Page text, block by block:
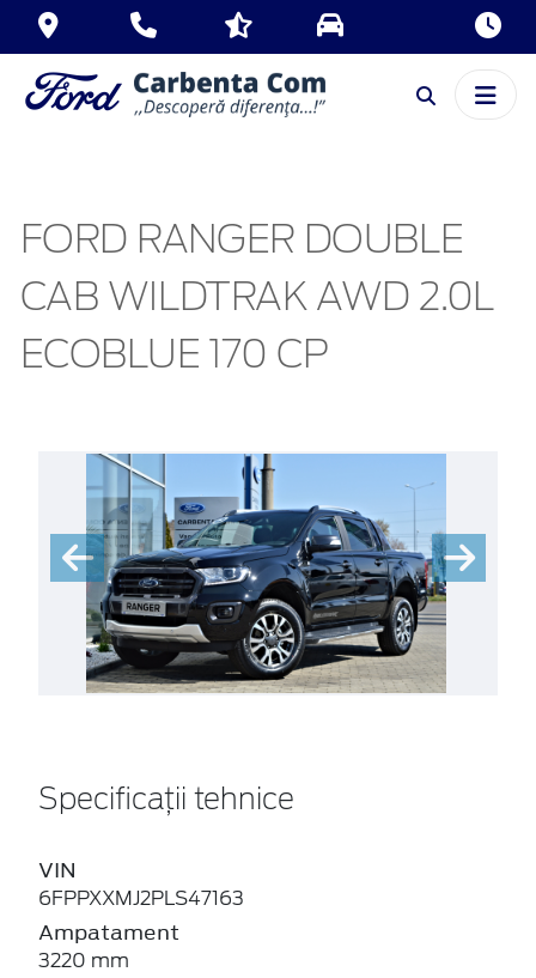
FORD RANGER DOUBLE
CAB WILDTRAK AWD 2.0L
ECOBLUE 170 CP
Specificații tehnice
VIN
6FPPXXMJ2PLS47163
Ampatament
3220 mm